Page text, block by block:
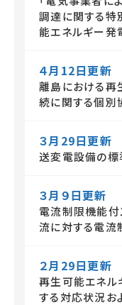
調達に関する特
能エネルギー発
４月12日更新
離島における再
続に関する個別
３月29日更新
送変電設備の標
３月９日更新
電流制限機能付
流に対する電流
２月29日更新
再生可能エネ
する対応状況お